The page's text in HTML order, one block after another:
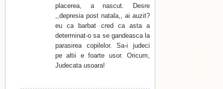
placerea, a nascut. Desre
,,depresia post natala,, ai auzit?
eu ca barbat cred ca asta a
determinat-o sa se gandeasca la
parasirea copilelor. Sa-i judeci
pe altii e foarte usor. Oricum,
Judecata usoara!